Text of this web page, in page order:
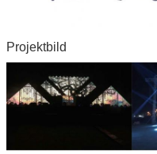
Projektbild